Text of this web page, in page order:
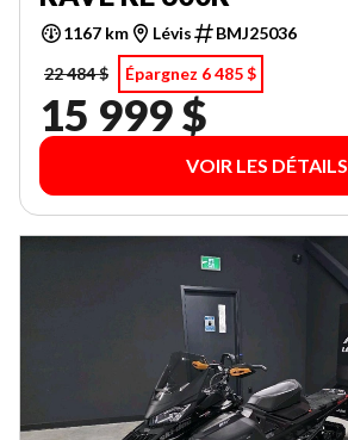
1167 km Lévis
BMJ25036
22 484 $
Épargnez 6 485 $
15 999 $
VOIR LES DÉTAILS